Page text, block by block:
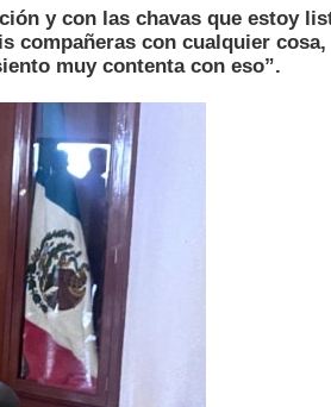
y con las chavas que estoy
compañeras con cualquier cosa,
muy contenta con eso”.